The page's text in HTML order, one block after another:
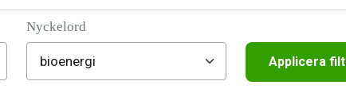
Nyckelord
Applicera